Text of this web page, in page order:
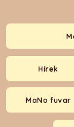
Hírek
MaNo fuvar